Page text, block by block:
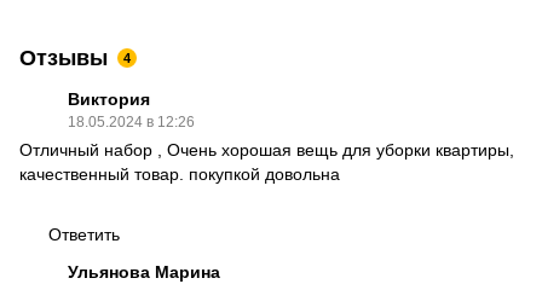
Отзывы 4
Виктория
18.05.2024 в 12:26
Отличный набор , Очень хорошая вещь для уборки квартиры,
качественный товар. покупкой довольна
Ответить
Ульянова Марина